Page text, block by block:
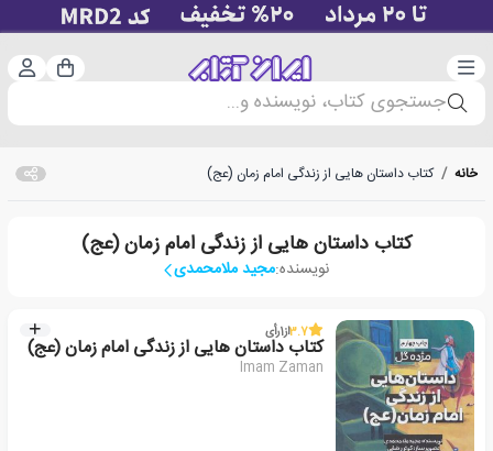
دسته‌بندی سبد
جستجوی کتاب، نویسنده و...
خانه / کتاب داستان هایی از زندگی امام زمان (عج)
کتاب داستان هایی از زندگی امام زمان (عج)
نویسنده:مجید ملامحمدی
3.7از1رأی
کتاب داستان هایی از زندگی امام زمان (عج)
Imam Zaman